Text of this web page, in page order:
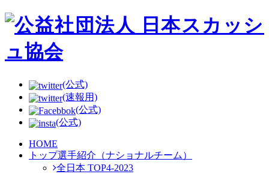
(公式)
(速報用)
(公式)
(公式)
HOME
トップ選手紹介（ナショナルチーム）
全日本 TOP4-2023